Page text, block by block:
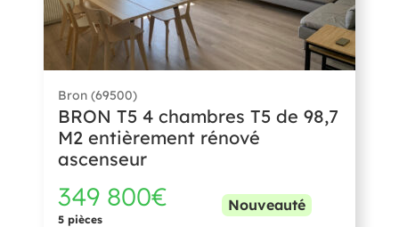
Bron (69500)
BRON T5 4 chambres T5 de 98,7
M2 entièrement rénové
ascenseur
349 800€
5 pièces
Nouveauté